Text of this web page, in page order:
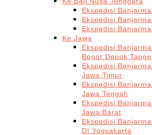
Ekspedisi
Ekspedisi
Ekspedisi
Ke Jawa
Ekspedisi
Bogor Depok
Ekspedisi
Jawa Timur
Ekspedisi
Jawa Tengah
Ekspedisi
Jawa Barat
Ekspedisi
DI Yogyakarta